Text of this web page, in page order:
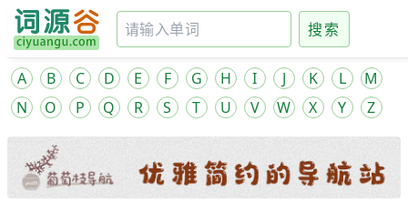
搜索
A B C D E F G H I J K L
M
N
O P Q R S T U V W X Y Z